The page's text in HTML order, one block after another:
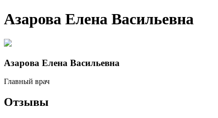
Азарова Елена Васильевна
Азарова Елена Васильевна
Главный врач
Отзывы